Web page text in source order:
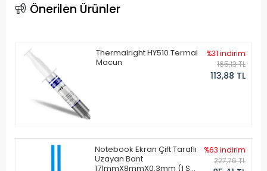
Önerilen Ürünler
Thermalright HY510 Termal
Macun
%31 indirim
165,13 TL
113,88 TL
Notebook Ekran Çift Taraflı
Uzayan Bant
171mmX8mmX0.3mm (1 Set
%63 indirim
227,76 TL